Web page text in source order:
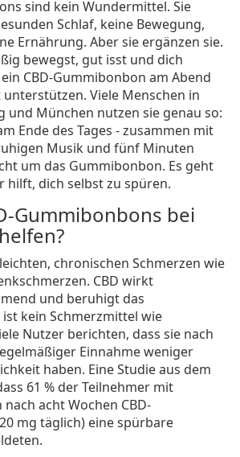
sind kein Wundermittel. Sie
Schlaf, keine Bewegung,
Ernährung. Aber sie ergänzen sie.
bewegst, gut isst und dich
CBD-Gummibonbon am Abend
Viele Menschen in
und München nutzen sie genau so:
Ende des Tages - zusammen mit
Musik und fünf Minuten
um das Gummibonbon. Es geht
hilft, dich selbst zu spüren.
Gummibonbons bei
chronischen Schmerzen wie
CBD wirkt
und beruhigt das
ist kein Schmerzmittel wie
Nutzer berichten, dass sie nach
Einnahme weniger
haben. Eine Studie aus dem
61 % der Teilnehmer mit
acht Wochen CBD-
mg täglich) eine spürbare